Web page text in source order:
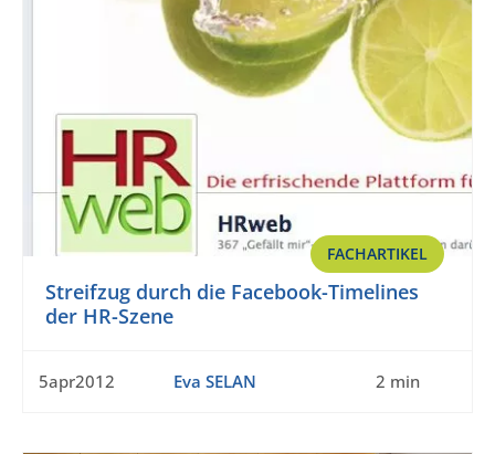
FACHARTIKEL
Streifzug durch die Facebook-Timelines
der HR-Szene
5apr2012 Eva SELAN 2 min